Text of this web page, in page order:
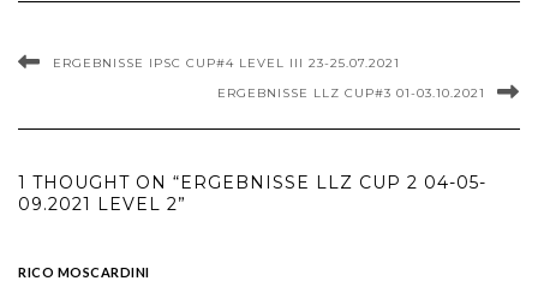
ERGEBNISSE IPSC CUP#4 LEVEL III 23-25.07.2021
ERGEBNISSE LLZ CUP#3 01-03.10.2021
1 THOUGHT ON “ERGEBNISSE LLZ CUP 2 04-05-
09.2021 LEVEL 2”
RICO MOSCARDINI